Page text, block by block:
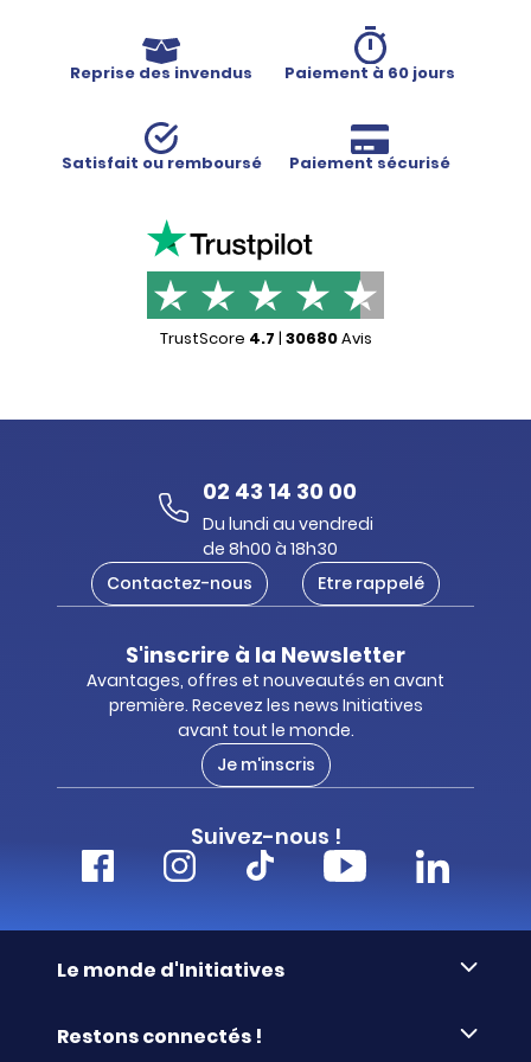
Reprise des invendus Paiement à 60 jours
Satisfait ou remboursé Paiement sécurisé
TrustScore 4.7 | 30680Avis
02 43 14 30 00
Du lundi au vendredi
de 8h00 à 18h30
Contactez-nous
Etre rappelé
S'inscrire à la Newsletter
Avantages, offres et nouveautés en avant
première. Recevez les news Initiatives
avant tout le monde.
Je m'inscris
Suivez-nous !
Le monde d'Initiatives
Restons connectés !